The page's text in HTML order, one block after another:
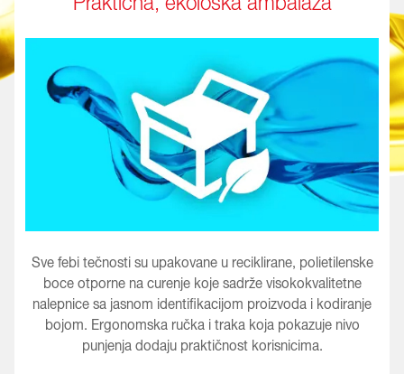
Sve febi tečnosti su upakovane u reciklirane, polietilenske
boce otporne na curenje koje sadrže visokokvalitetne
nalepnice sa jasnom identifikacijom proizvoda i kodiranje
bojom. Ergonomska ručka i traka koja pokazuje nivo
punjenja dodaju praktičnost korisnicima.